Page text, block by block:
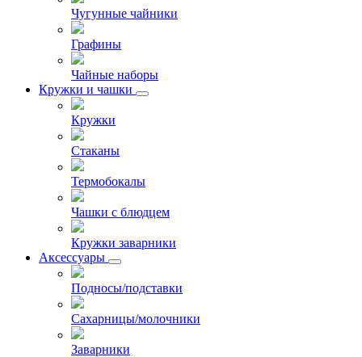
Чугунные чайники
Графины
Чайные наборы
Кружки и чашки
Кружки
Стаканы
Термобокалы
Чашки с блюдцем
Кружки заварники
Аксессуары
Подносы/подставки
Сахарницы/молочники
Заварники